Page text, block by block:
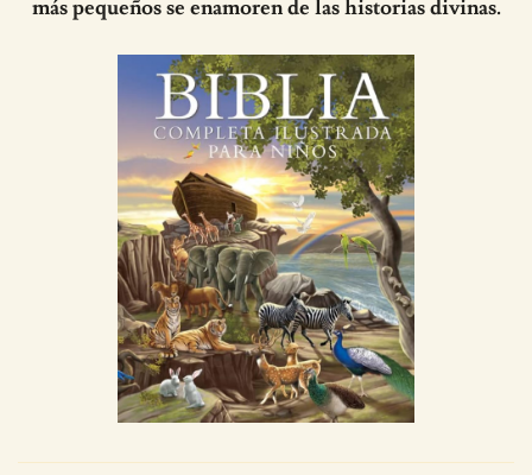
más pequeños se enamoren de las historias divinas.